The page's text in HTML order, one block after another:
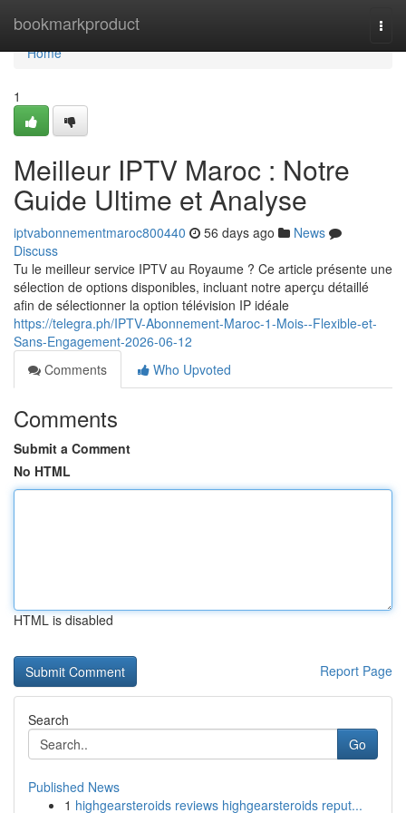
bookmarkproduct
Home
Home
1
Meilleur IPTV Maroc : Notre
Guide Ultime et Analyse
iptvabonnementmaroc800440 56 days ago
News
Discuss
Tu le meilleur service IPTV au Royaume ? Ce article présente une
sélection de options disponibles, incluant notre aperçu détaillé
afin de sélectionner la option télévision IP idéale
https://telegra.ph/IPTV-Abonnement-Maroc-1-Mois--Flexible-et-
Sans-Engagement-2026-06-12
Comments
Who Upvoted
Comments
Submit a Comment
No HTML
HTML is disabled
Report Page
Search
Go
Published News
1 highgearsteroids reviews highgearsteroids reput...